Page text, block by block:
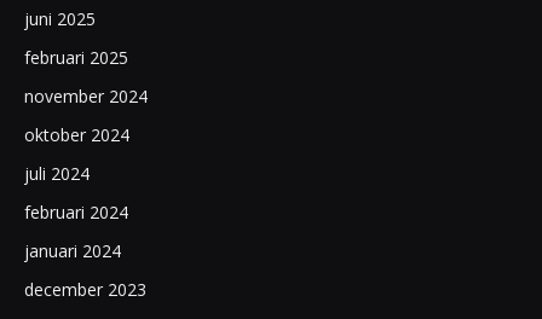
juni 2025
februari 2025
november 2024
oktober 2024
juli 2024
februari 2024
januari 2024
december 2023